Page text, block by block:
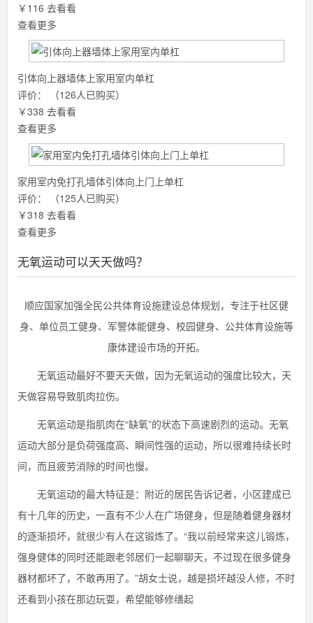
￥116 去看看
查看更多
引体向上器墙体上家用室内单杠
评价：
（126人已购买）
￥338 去看看
查看更多
家用室内免打孔墙体引体向上门上单杠
评价：
（125人已购买）
￥318 去看看
查看更多
无氧运动可以天天做吗？
顺应国家加强全民公共体育设施建设总体规划，专注于社区健
身、单位员工健身、军警体能健身、校园健身、公共体育设施等
康体建设市场的开拓。
无氧运动最好不要天天做，因为无氧运动的强度比较大，天
天做容易导致肌肉拉伤。
无氧运动是指肌肉在“缺氧”的状态下高速剧烈的运动。无氧
运动大部分是负荷强度高、瞬间性强的运动，所以很难持续长时
间，而且疲劳消除的时间也慢。
无氧运动的最大特征是：附近的居民告诉记者，小区建成已
有十几年的历史，一直有不少人在广场健身，但是随着健身器材
的逐渐损坏，就很少有人在这锻炼了。“我以前经常来这儿锻炼，
强身健体的同时还能跟老邻居们一起聊聊天，不过现在很多健身
器材都坏了，不敢再用了。”胡女士说，越是损坏越没人修，不时
还看到小孩在那边玩耍，希望能够修缮起